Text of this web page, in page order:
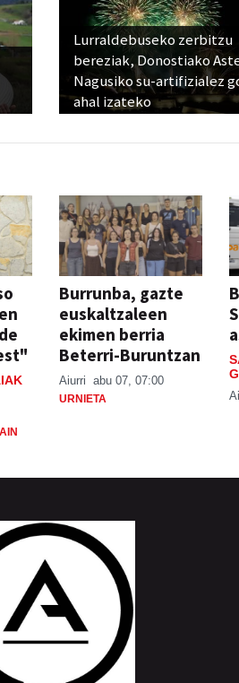
Lurraldebuseko zerbitzu
bereziak, Donostiako
Nagusiko su-artifizialez
ahal izateko
Burrunba, gazte
euskaltzaleen
ekimen berria
Beterri-Buruntzan
Aiurri abu 07, 07:00
URNIETA